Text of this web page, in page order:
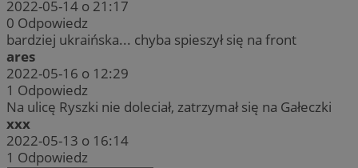
2022-05-14 o 21:17
0 Odpowiedz
bardziej ukraińska... chyba spieszył się na front
ares
2022-05-16 o 12:29
1 Odpowiedz
Na ulicę Ryszki nie doleciał, zatrzymał się na Gałeczki
xxx
2022-05-13 o 16:14
1 Odpowiedz